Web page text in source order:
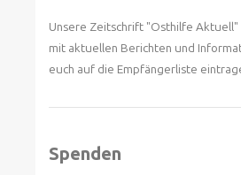
Unsere Zeitschrift "Osthilfe Aktuell"
mit aktuellen Berichten und
euch auf die Empfängerliste
Spenden